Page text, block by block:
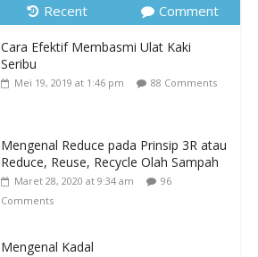
Recent Comment
Cara Efektif Membasmi Ulat Kaki
Seribu
Mei 19, 2019 at 1:46 pm 88 Comments
Mengenal Reduce pada Prinsip 3R atau
Reduce, Reuse, Recycle Olah Sampah
Maret 28, 2020 at 9:34 am
96
Comments
Mengenal Kadal